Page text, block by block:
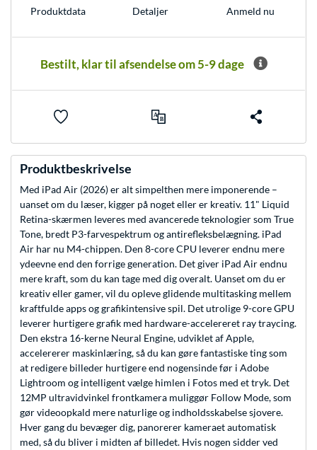
Produkt­data Detaljer Anmeld nu
Bestilt, klar til afsendelse om 5-9 dage
Produktbeskrivelse
Med iPad Air (2026) er alt simpelthen mere imponerende –
uanset om du læser, kigger på noget eller er kreativ. 11" Liquid
Retina-skærmen leveres med avancerede teknologier som True
Tone, bredt P3-farvespektrum og antirefleksbelægning. iPad
Air har nu M4-chippen. Den 8-core CPU leverer endnu mere
ydeevne end den forrige generation. Det giver iPad Air endnu
mere kraft, som du kan tage med dig overalt. Uanset om du er
kreativ eller gamer, vil du opleve glidende multitasking mellem
kraftfulde apps og grafikintensive spil. Det utrolige 9-core GPU
leverer hurtigere grafik med hardware-accelereret ray traycing.
Den ekstra 16-kerne Neural Engine, udviklet af Apple,
accelererer maskinlæring, så du kan gøre fantastiske ting som
at redigere billeder hurtigere end nogensinde før i Adobe
Lightroom og intelligent vælge himlen i Fotos med et tryk. Det
12MP ultravidvinkel frontkamera muliggør Follow Mode, som
gør videoopkald mere naturlige og indholdsskabelse sjovere.
Hver gang du bevæger dig, panorerer kameraet automatisk
med, så du bliver i midten af billedet. Hvis nogen sidder ved